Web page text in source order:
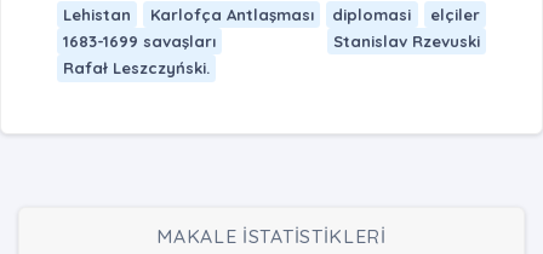
Lehistan Karlofça Antlaşması diplomasi
elçiler
1683-1699 savaşları
Stanislav Rzevuski
Rafał Leszczyński.
MAKALE İSTATİSTİKLERİ